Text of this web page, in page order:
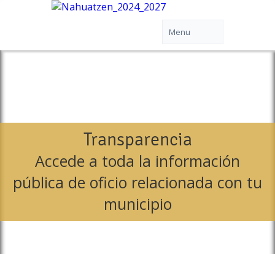
Transparencia
Accede a toda la información
pública de oficio relacionada con tu
municipio